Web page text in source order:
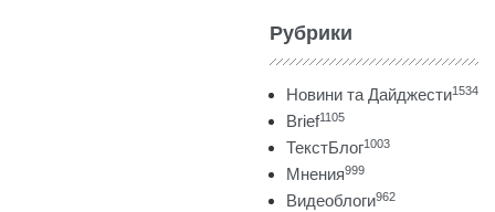
Рубрики
Новини та Дайджести1534
Brief1105
ТекстБлог1003
Мнения999
Видеоблоги962